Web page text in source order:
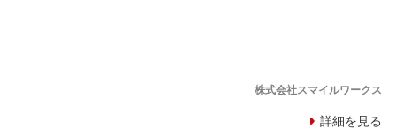
株式会社スマイルワークス
詳細を見る